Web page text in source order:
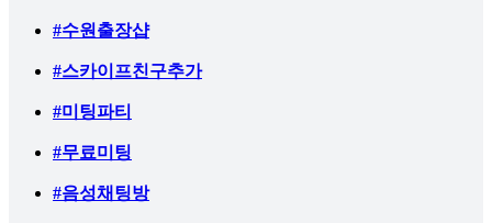
#수원출장샵
#스카이프친구추가
#미팅파티
#무료미팅
#음성채팅방